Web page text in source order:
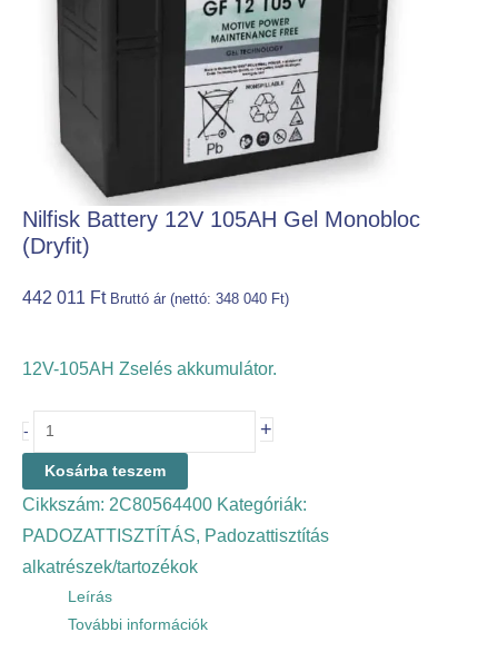
Nilfisk Battery 12V 105AH Gel Monobloc
(dryfit)
442 011 Ft Bruttó ár (nettó: 348 040 Ft)
12V-105AH Zselés akkumulátor.
- +
Kosárba teszem
Cikkszám: 2C80564400 Kategóriák:
PADOZATTISZTÍTÁS, Padozattisztítás
alkatrészek/tartozékok
Leírás
További információk